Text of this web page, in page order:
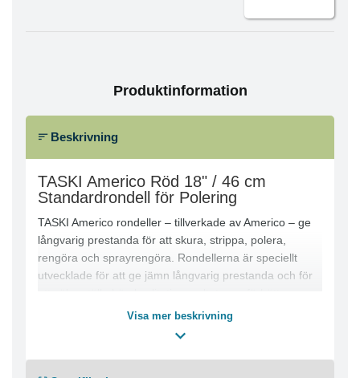
Produktinformation
Beskrivning
TASKI Americo Röd 18" / 46 cm
Standardrondell för Polering
TASKI Americo rondeller – tillverkade av Americo – ge
långvarig prestanda för att skura, strippa, polera,
rengöra och sprayrengöra. Rondellerna är speciellt
utvecklade för att ge jämn långvarig prestanda och för
produktivitet och minska kostnaderna. Rondellerna är
mineralslipmedel i hela rondellen (inte bara på ytan) ger
Visa mer beskrivning